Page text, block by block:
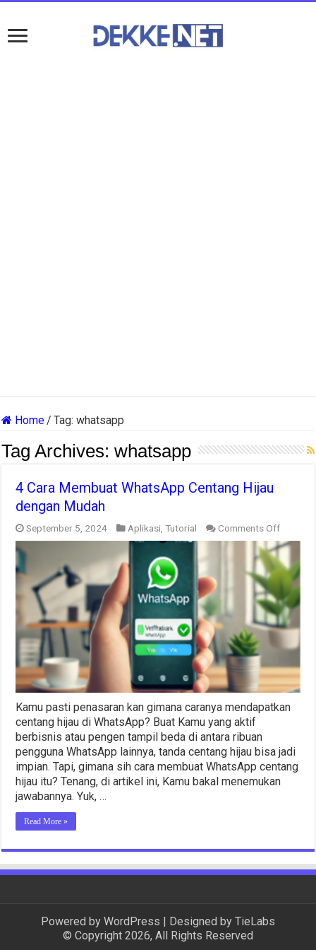
Home/ Tag:whatsapp
Tag Archives:whatsapp
4 Cara Membuat WhatsApp Centang Hijau
dengan Mudah
September 5, 2024 Aplikasi ,Tutorial Comments Offon
4
Cara
Centang
Hijau
dengan
Mudah
Kamu pasti penasaran kan gimana caranya mendapatkan
centang hijau di WhatsApp? Buat Kamu yang aktif
berbisnis atau pengen tampil beda di antara ribuan
pengguna WhatsApp lainnya, tanda centang hijau bisa jadi
impian. Tapi, gimana sih cara membuat WhatsApp centang
hijau itu? Tenang, di artikel ini, Kamu bakal menemukan
jawabannya. Yuk, …
Read More »
Powered by WordPress | Designed by TieLabs
© Copyright 2026, All Rights Reserved